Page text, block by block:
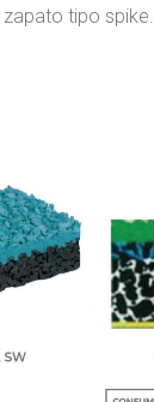
tipo spike.